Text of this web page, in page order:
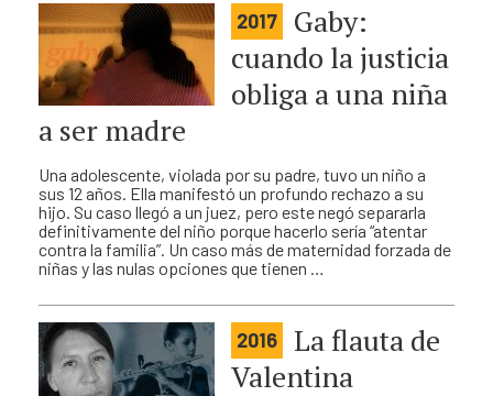
2017
Gaby:
cuando la justicia
obliga a una niña
a ser madre
Una adolescente, violada por su padre, tuvo un niño a
sus 12 años. Ella manifestó un profundo rechazo a su
hijo. Su caso llegó a un juez, pero este negó separarla
definitivamente del niño porque hacerlo sería “atentar
contra la familia”. Un caso más de maternidad forzada de
niñas y las nulas opciones que tienen …
2016
La flauta de
Valentina